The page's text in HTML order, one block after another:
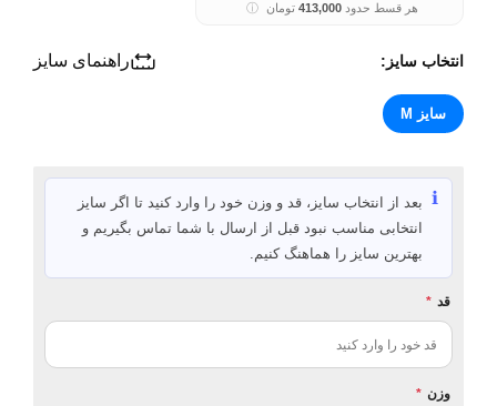
هر قسط حدود413,000 تومان ⓘ
انتخاب سایز: راهنمای سایز
سایز M
ℹ️ بعد از انتخاب سایز، قد و وزن خود را وارد کنید تا اگر سایز
انتخابی مناسب نبود قبل از ارسال با شما تماس بگیریم و
بهترین سایز را هماهنگ کنیم.
قد *
وزن *